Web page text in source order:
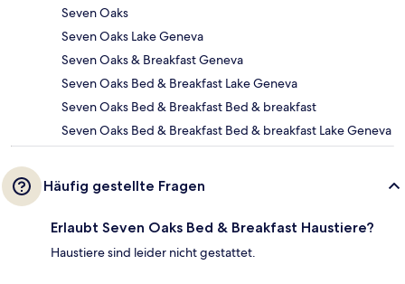
Seven Oaks
Seven Oaks Lake Geneva
Seven Oaks & Breakfast Geneva
Seven Oaks Bed & Breakfast Lake Geneva
Seven Oaks Bed & Breakfast Bed & breakfast
Seven Oaks Bed & Breakfast Bed & breakfast Lake Geneva
Häufig gestellte Fragen
Erlaubt Seven Oaks Bed & Breakfast Haustiere?
Haustiere sind leider nicht gestattet.